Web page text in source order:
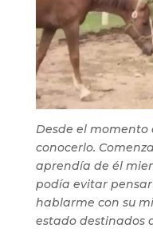
Desde el momento
conocerlo.
aprendía de él
podía evitar
hablarme con su
estado destinados